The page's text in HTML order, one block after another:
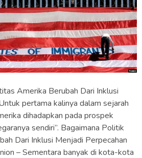
Amerika Berubah Dari Inklusi
pertama kalinya dalam sejarah
dihadapkan pada prospek
sendiri”. Bagaimana Politik
Dari Inklusi Menjadi Perpecahan
– Sementara banyak di kota-kota